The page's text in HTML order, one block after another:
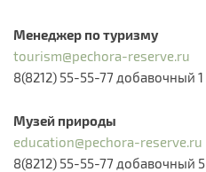
Менеджер по туризму
tourism@pechora-reserve.ru
8(8212) 55-55-77 добавочный 1​
Музей природы
education@pechora-reserve.ru
8(8212) 55-55-77 добавочный 5